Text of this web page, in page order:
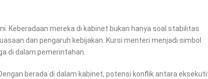
Keberadaan mereka di kabinet bukan hanya soal stabilitas
dan pengaruh kebijakan. Kursi menteri menjadi simbol
di dalam pemerintahan.
berada di dalam kabinet, potensi konflik antara